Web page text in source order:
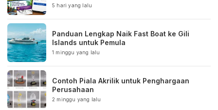
5 hari yang lalu
Panduan Lengkap Naik Fast Boat ke Gili
Islands untuk Pemula
1 minggu yang lalu
Contoh Piala Akrilik untuk Penghargaan
Perusahaan
2 minggu yang lalu